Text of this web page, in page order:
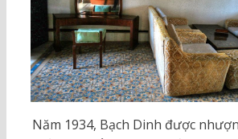
Năm 1934, Bạch Dinh được